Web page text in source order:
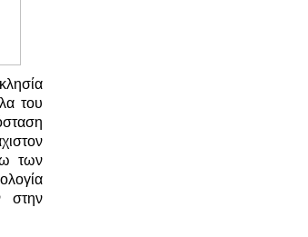
του
των
στην